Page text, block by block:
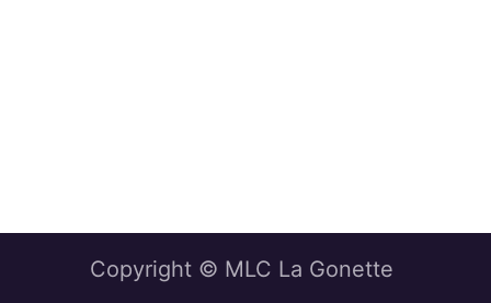
Copyright © MLC La Gonette